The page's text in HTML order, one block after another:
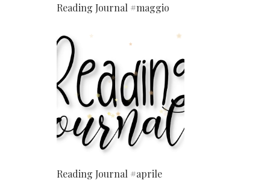
Reading Journal #maggio
Reading Journal #aprile